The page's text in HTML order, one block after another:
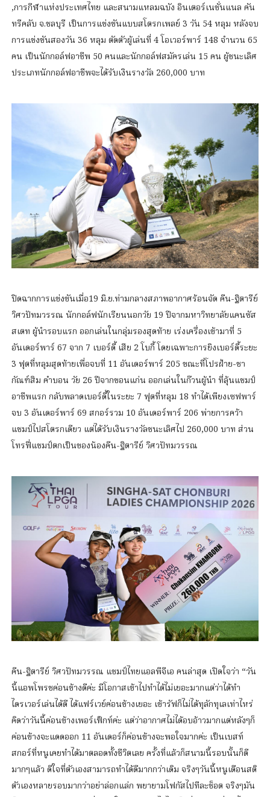
,การกีฬาแห่งประเทศไทย และสนามแหลมฉบัง อินเตอร์เนชั่นแนล คัน
ทรีคลับ จ.ชลบุรี เป็นการแข่งขันแบบสโตรกเพลย์ 3 วัน 54 หลุม หลังจบ
การแข่งขันสองวัน 36 หลุม ตัดตัวผู้เล่นที่ 4 โอเวอร์พาร์ 148 จำนวน 65
คน เป็นนักกอล์ฟอาชีพ 50 คนและนักกอล์ฟสมัครเล่น 15 คน ผู้ชนะเลิศ
ประเภทนักกอล์ฟอาชีพจะได้รับเงินรางวัล 260,000 บาท
ปิดฉากการแข่งขันเมื่อ19 มิ.ย.ท่ามกลางสภาพอากาศร้อนจัด คีน-ฐิตารีย์
วิศวปัทมวรรณ นักกอล์ฟนักเรียนนอกวัย 19 ปีจากมหาวิทยาลัยแคนซัส
สเตท ผู้นำรอบแรก ออกเล่นในกลุ่มรองสุดท้าย เร่งเครื่องเข้ามาที่ 5
อันเดอร์พาร์ 67 จาก 7 เบอร์ดี้ เสีย 2 โบกี้ โดยเฉพาะการยิงเบอร์ดี้ระยะ
3 ฟุตที่หลุมสุดท้ายเพื่อจบที่ 11 อันเดอร์พาร์ 205 ขณะที่โปรฝ้าย-ชา
กัณฑ์สิม คำบอน วัย 26 ปีจากขอนแก่น ออกเล่นในก๊วนผู้นำ ที่ลุ้นแชมป์
อาชีพแรก กลับพลาดเบอร์ดี้ในระยะ 7 ฟุตที่หลุม 18 ทำได้เพียงเซฟพาร์
จบ 3 อันเดอร์พาร์ 69 สกอร์รวม 10 อันเดอร์พาร์ 206 พ่ายการคว้า
แชมป์ไปสโตรกเดียว แต่ได้รับเงินรางวัลชนะเลิศไป 260,000 บาท ส่วน
โทรฟี่แชมป์ตกเป็นของน้องคีน-ฐิตารีย์ วิศวปัทมวรรณ
คีน-ฐิตารีย์ วิศวปัทมวรรณ แชมป์ไทยแอลพีจีเอ คนล่าสุด เปิดใจว่า “วัน
นี้แอพโพรชค่อนข้างดีค่ะ มีโอกาสเข้าไปทำได้ไม่เยอะมากแต่ว่าได้ทำ
ไดรเวอร์เล่นได้ดี ได้แฟร์เวย์ค่อนข้างเยอะ เข้ารัฟก็ไม่ได้ทุลักทุเลเท่าไหร่
คิดว่าวันนี้ค่อนข้างเพอร์เฟ็กท์ค่ะ แต่ว่าอากาศไม่ได้อบอ้าวมากแต่หลังๆก็
ค่อนข้างจะแดดออก 11 อันเดอร์ก็ค่อนข้างจะพอใจมากค่ะ เป็นเบสท์
สกอร์ที่หนูเคยทำได้มาตลอดทั้งชีวิตเลย ครั้งที่แล้วก็สนามนี้รอบนั้นก็ดี
มากๆแล้ว ดีใจที่ตัวเองสามารถทำได้ดีมากกว่าเดิม จริงๆวันนี้หนูเตือนสติ
ตัวเองหลายรอบมากว่าอย่าล่อกแล่ก พยายามโฟกัสไปทีละช็อต จริงๆมัน